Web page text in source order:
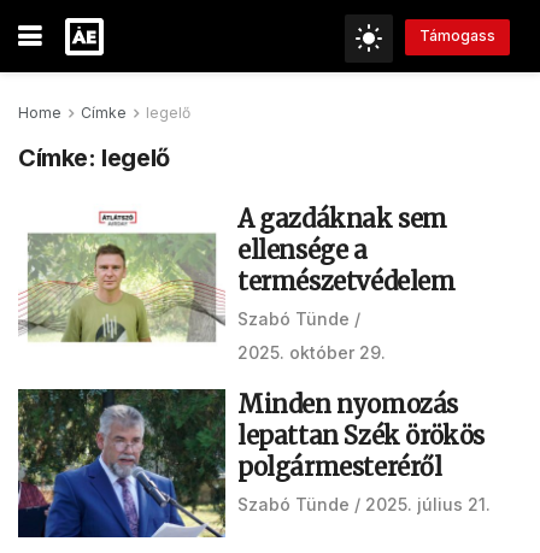
Támogass
Home Címke legelő
Címke: legelő
A gazdáknak sem
ellensége a
természetvédelem
Szabó Tünde
2025. október 29.
Minden nyomozás
lepattan Szék örökös
polgármesteréről
Szabó Tünde 2025. július 21.